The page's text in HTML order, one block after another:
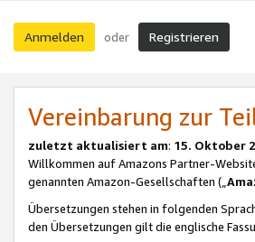
Anmelden oder Registrieren
Vereinbarung zur
zuletzt aktualisiert am: 15. Oktober
Willkommen auf Amazons Partner-
genannten Amazon-Gesellschaften („
Übersetzungen stehen in folgenden
den Übersetzungen gilt die englische